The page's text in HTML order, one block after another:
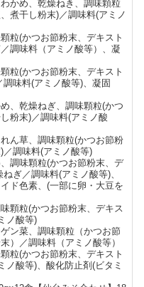
かめ、乾燥ねき、調味顆粒
煮干し粉末)／調味料(アミノ
粒(かつお節粉末、デキスト
調味料（アミノ酸等）、凝
粒(かつお節粉末、デキスト
味料(アミノ酸等)、凝固
、乾燥ねぎ、調味顆粒(かつ
粉末)／調味料(アミノ酸
ん草、調味顆粒(かつお節粉
調味料(アミノ酸等)
調味顆粒(かつお節粉末、デ
ぎ／調味料(アミノ酸等)、
ド色素、(一部に卵・大豆を
顆粒(かつお節粉末、デキス
ノ酸等)
ン菜、調味顆粒（かつお節
）／調味料（アミノ酸等）
粒(かつお節粉末、デキスト
ノ酸等)、酸化防止剤(ビタミ